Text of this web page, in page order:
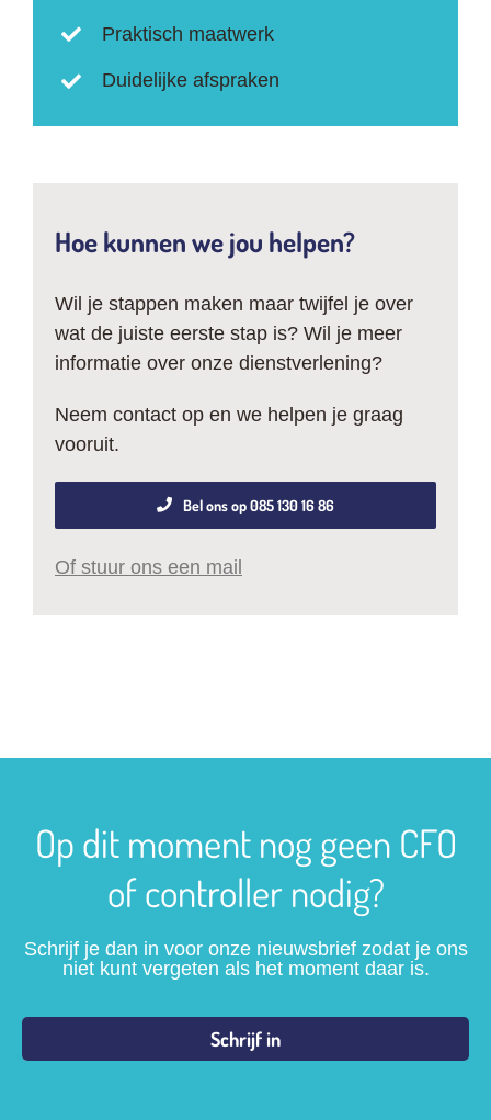
Praktisch maatwerk
Duidelijke afspraken
Hoe kunnen we jou helpen?
Wil je stappen maken maar twijfel je over
wat de juiste eerste stap is? Wil je meer
informatie over onze dienstverlening?
Neem contact op en we helpen je graag
vooruit.
Bel ons op 085 130 16 86
Of stuur ons een mail
Op dit moment nog geen CFO
of controller nodig?
Schrijf je dan in voor onze nieuwsbrief zodat je ons
niet kunt vergeten als het moment daar is.